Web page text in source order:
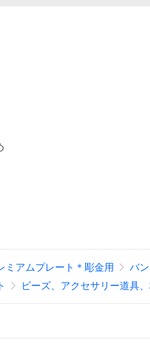
ミアムプレート＊彫金用
バ
ビーズ、アクセサリー道具